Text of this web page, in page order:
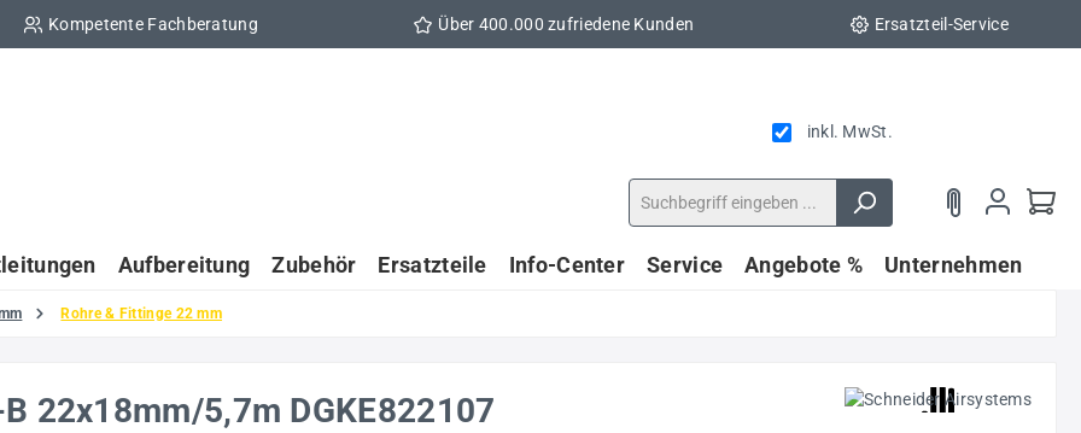
Kompetente Fachberatung Über 400.000 zufriedene Kunden Ersatzteil-Service
inkl. MwSt.
Aufbereitung Zubehör Ersatzteile Info-Center Service Angebote % Unternehmen
Rohre & Fittinge 22 mm
22x18mm/5,7m DGKE822107